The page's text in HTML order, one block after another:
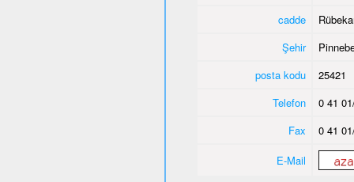
cadde
Şehir
posta kodu
25421
Telefon
0 41
Fax
0 41
E-Mail